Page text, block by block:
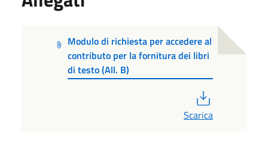
Modulo di richiesta per accedere al
contributo per la fornitura dei libri
di testo (All. B)
Scarica